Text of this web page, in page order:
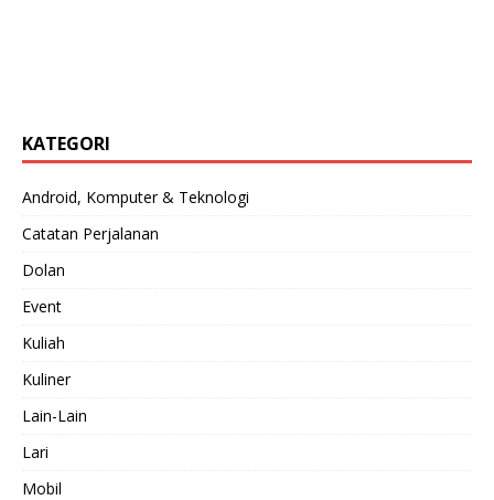
KATEGORI
Android, Komputer & Teknologi
Catatan Perjalanan
Dolan
Event
Kuliah
Kuliner
Lain-Lain
Lari
Mobil